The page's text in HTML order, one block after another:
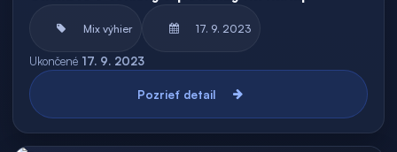
Mix výhier 17. 9. 2023
Ukončené 17. 9. 2023
Pozrieť detail